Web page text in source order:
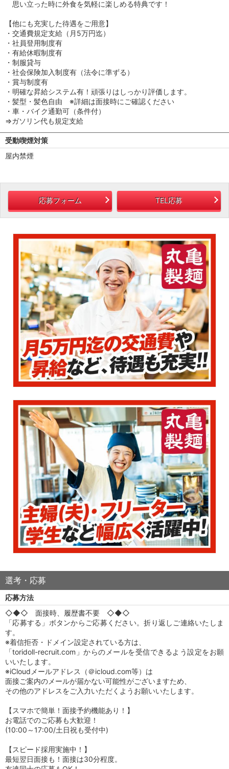
思い立った時に外食を気軽に楽しめる特典です！
【他にも充実した待遇をご用意】
・交通費規定支給（月5万円迄）
・社員登用制度有
・有給休暇制度有
・制服貸与
・社会保険加入制度有（法令に準ずる）
・賞与制度有
・明確な昇給システム有！頑張りはしっかり評価します。
・髪型・髪色自由 ※詳細は面接時にご確認ください
・車・バイク通勤可（条件付）
⇒ガソリン代も規定支給
受動喫煙対策
屋内禁煙
応募フォーム TEL応募
選考・応募
応募方法
◇◆◇ 面接時、履歴書不要 ◇◆◇
「応募する」ボタンからご応募ください。折り返しご連絡いたしま
す。
※着信拒否・ドメイン設定されている方は、
「toridoll-recruit.com」からのメールを受信できるよう設定をお願
いいたします。
※iCloudメールアドレス（＠icloud.com等）は
面接ご案内のメールが届かない可能性がございますため、
その他のアドレスをご入力いただくようお願いいたします。
【スマホで簡単！面接予約機能あり！】
お電話でのご応募も大歓迎！
(10:00～17:00/土日祝も受付中)
【スピード採用実施中！】
最短翌日面接も！面接は30分程度。